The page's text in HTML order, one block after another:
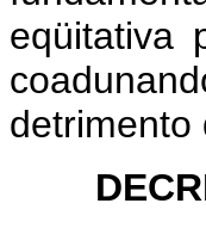
eqüitativa
detrimento